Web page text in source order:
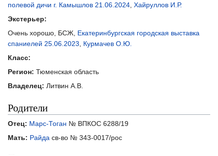
полевой дичи г. Камышлов 21.06.2024 Хайруллов И.Р.
Экстерьер:
Очень хорошо, БСЖ, Екатеринбургская городская выставка
спаниелей 25.06.2023
Курмачев О.Ю.
Класс:
Регион: Тюменская область
Владелец: Литвин А.В.
Родители
Отец: Марс-Тоган № ВПКОС 6288/19
Мать: Райда св-во № 343-0017/рос